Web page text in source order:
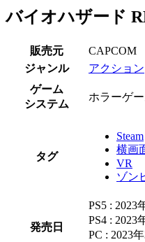
バイオハザード
販売元
CAPCOM
ジャンル
アクション
ゲーム
システム
ホラーゲ
タグ
Steam
横画
VR
ゾン
発売日
PS5 : 2023
PS4 : 2023
PC : 2023